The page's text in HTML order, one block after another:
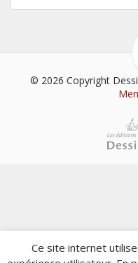
© 2026 Copyright
Ce site internet